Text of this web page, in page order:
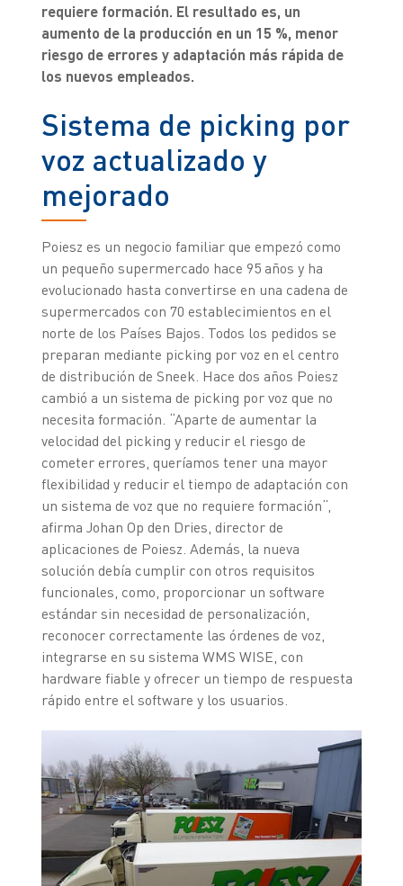
requiere formación. El resultado es, un
aumento de la producción en un 15 %, menor
riesgo de errores y adaptación más rápida de
los nuevos empleados.
Sistema de picking por
voz actualizado y
mejorado
Poiesz es un negocio familiar que empezó como
un pequeño supermercado hace 95 años y ha
evolucionado hasta convertirse en una cadena de
supermercados con 70 establecimientos en el
norte de los Países Bajos. Todos los pedidos se
preparan mediante picking por voz en el centro
de distribución de Sneek. Hace dos años Poiesz
cambió a un sistema de picking por voz que no
necesita formación. “Aparte de aumentar la
velocidad del picking y reducir el riesgo de
cometer errores, queríamos tener una mayor
flexibilidad y reducir el tiempo de adaptación con
un sistema de voz que no requiere formación“,
afirma Johan Op den Dries, director de
aplicaciones de Poiesz. Además, la nueva
solución debía cumplir con otros requisitos
funcionales, como, proporcionar un software
estándar sin necesidad de personalización,
reconocer correctamente las órdenes de voz,
integrarse en su sistema WMS WISE, con
hardware fiable y ofrecer un tiempo de respuesta
rápido entre el software y los usuarios.